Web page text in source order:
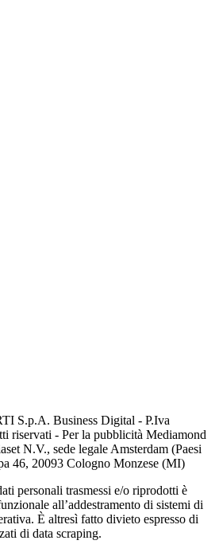
S.p.A. Business Digital - P.Iva
riservati - Per la pubblicità Mediamond
N.V., sede legale Amsterdam (Paesi
46, 20093 Cologno Monzese (MI)
personali trasmessi e/o riprodotti è
all’addestramento di sistemi di
È altresì fatto divieto espresso di
di data scraping.